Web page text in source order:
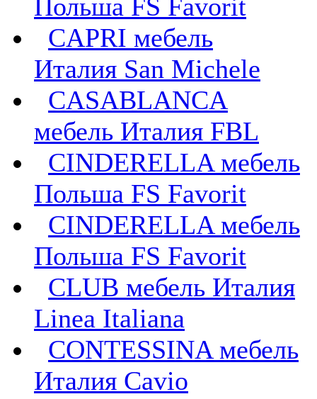
Польша FS Favorit
CAPRI мебель
Италия San Michele
CASABLANCA
мебель Италия FBL
CINDERELLA мебель
Польша FS Favorit
CINDERELLA мебель
Польша FS Favorit
CLUB мебель Италия
Linea Italiana
CONTESSINA мебель
Италия Cavio